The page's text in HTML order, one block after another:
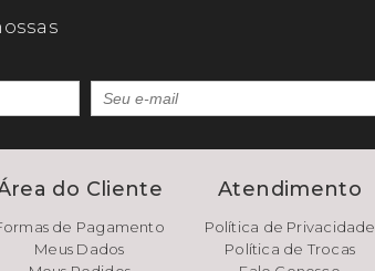
do Cliente
de Pagamento
Meus Dados
Atendimento
Política de Privacidade
Política de Trocas